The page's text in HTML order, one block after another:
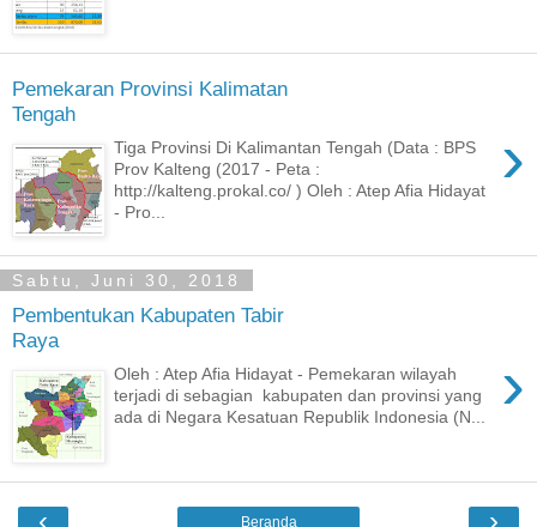
Pemekaran Provinsi Kalimatan
Tengah
›
Tiga Provinsi Di Kalimantan Tengah (Data : BPS
Prov Kalteng (2017 - Peta :
http://kalteng.prokal.co/ ) Oleh : Atep Afia Hidayat
- Pro...
Sabtu, Juni 30, 2018
Pembentukan Kabupaten Tabir
Raya
›
Oleh : Atep Afia Hidayat - Pemekaran wilayah
terjadi di sebagian kabupaten dan provinsi yang
ada di Negara Kesatuan Republik Indonesia (N...
‹ ›
Beranda